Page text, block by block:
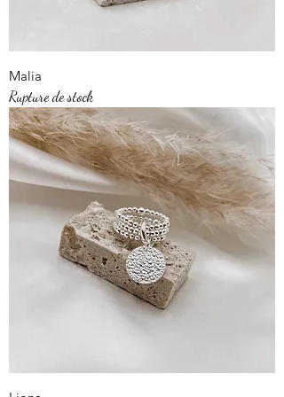
Malia
Rupture de stock